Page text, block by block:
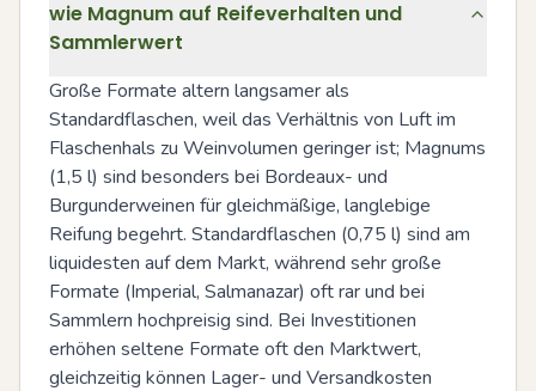
wie Magnum auf Reifeverhalten und
Sammlerwert
Große Formate altern langsamer als
Standardflaschen, weil das Verhältnis von Luft im
Flaschenhals zu Weinvolumen geringer ist; Magnums
(1,5 l) sind besonders bei Bordeaux- und
Burgunderweinen für gleichmäßige, langlebige
Reifung begehrt. Standardflaschen (0,75 l) sind am
liquidesten auf dem Markt, während sehr große
Formate (Imperial, Salmanazar) oft rar und bei
Sammlern hochpreisig sind. Bei Investitionen
erhöhen seltene Formate oft den Marktwert,
gleichzeitig können Lager- und Versandkosten